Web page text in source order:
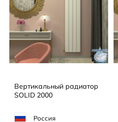
Вертикальный радиатор
SOLID 2000
Россия